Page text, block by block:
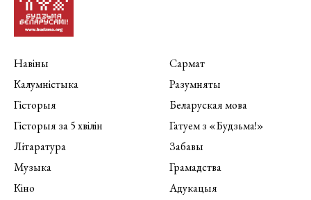
Навіны
Калумністыка
Гісторыя
Гісторыя за 5 хвілін
Літаратура
Музыка
Кіно
Сармат
Разумняты
Беларуская мова
Гатуем з «Будзьма!»
Забавы
Грамадства
Адукацыя